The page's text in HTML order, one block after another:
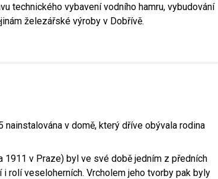
technického vybavení vodního hamru, vybudování
železářské výroby v Dobřívě.
v domě, který dříve obývala rodina
1911 v Praze) byl ve své době jedním z předních
rolí veseloherních. Vrcholem jeho tvorby pak byly